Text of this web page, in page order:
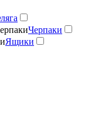
Черпаки
Ящики